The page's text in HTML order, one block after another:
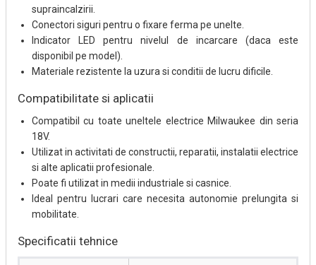
supraincalzirii.
Conectori siguri pentru o fixare ferma pe unelte.
Indicator LED pentru nivelul de incarcare (daca este
disponibil pe model).
Materiale rezistente la uzura si conditii de lucru dificile.
Compatibilitate si aplicatii
Compatibil cu toate uneltele electrice Milwaukee din seria
18V.
Utilizat in activitati de constructii, reparatii, instalatii electrice
si alte aplicatii profesionale.
Poate fi utilizat in medii industriale si casnice.
Ideal pentru lucrari care necesita autonomie prelungita si
mobilitate.
Specificatii tehnice